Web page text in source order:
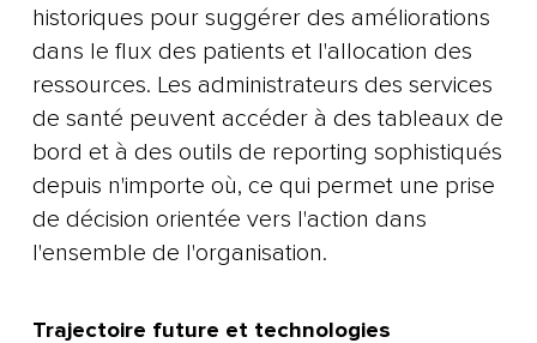
historiques pour suggérer des améliorations
dans le flux des patients et l'allocation des
ressources. Les administrateurs des services
de santé peuvent accéder à des tableaux de
bord et à des outils de reporting sophistiqués
depuis n'importe où, ce qui permet une prise
de décision orientée vers l'action dans
l'ensemble de l'organisation.
Trajectoire future et technologies